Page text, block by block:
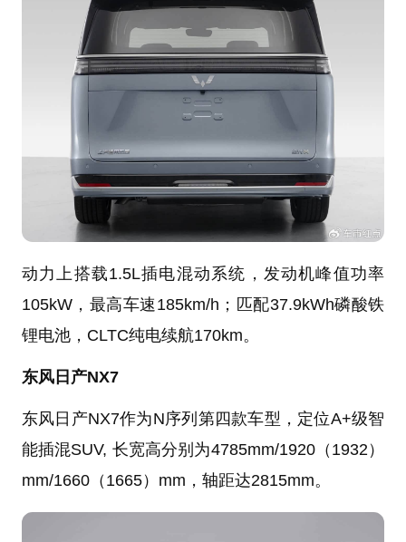
动力上搭载1.5L插电混动系统，发动机峰值功率
105kW，最高车速185km/h；匹配37.9kWh磷酸铁
锂电池，CLTC纯电续航170km。
东风日产NX7
东风日产NX7作为N序列第四款车型，定位A+级智
能插混SUV, 长宽高分别为4785mm/1920（1932）
mm/1660（1665）mm，轴距达2815mm。